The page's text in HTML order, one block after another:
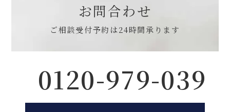
お問合わせ
ご相談受付予約は24時間承ります
0120-979-039